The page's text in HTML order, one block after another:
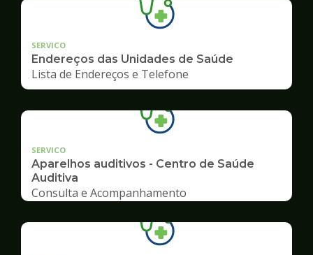
SERVICO
Endereços das Unidades de Saúde
Lista de Endereços e Telefone
SERVICO
Aparelhos auditivos - Centro de Saúde
Auditiva
Consulta e Acompanhamento